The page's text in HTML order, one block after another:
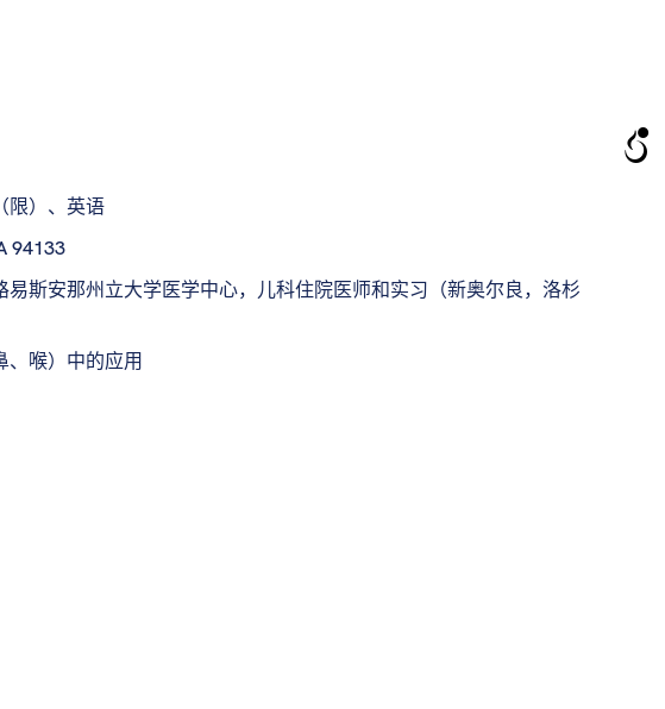
限）、英语
94133
斯安那州立大学医学中心，儿科住院医师和实习（新奥尔良，洛杉
喉）中的应用